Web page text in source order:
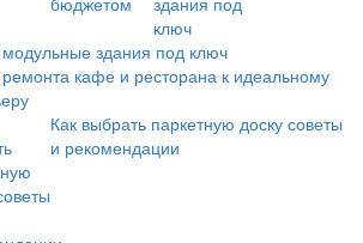
здания под ключ
кафе и ресторана к идеальному
Как выбрать паркетную доску советы
и рекомендации